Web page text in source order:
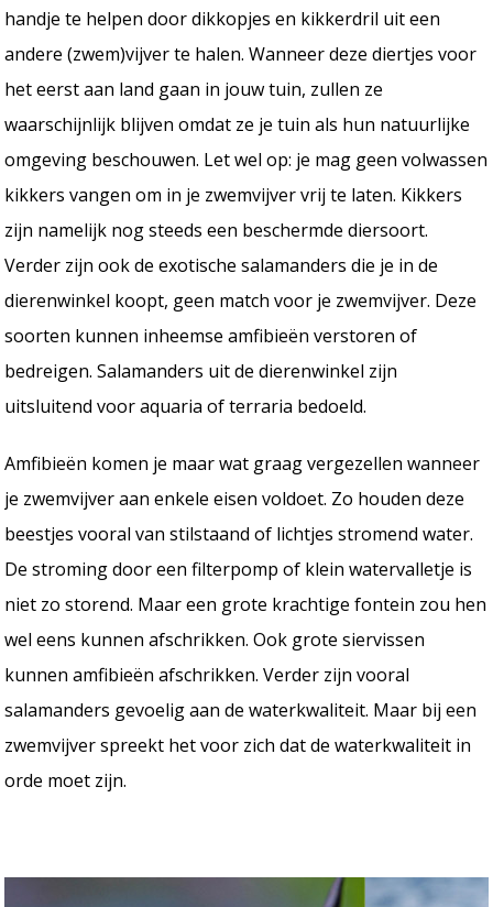
handje te helpen door dikkopjes en kikkerdril uit een
andere (zwem)vijver te halen. Wanneer deze diertjes voor
het eerst aan land gaan in jouw tuin, zullen ze
waarschijnlijk blijven omdat ze je tuin als hun natuurlijke
omgeving beschouwen. Let wel op: je mag geen volwassen
kikkers vangen om in je zwemvijver vrij te laten. Kikkers
zijn namelijk nog steeds een beschermde diersoort.
Verder zijn ook de exotische salamanders die je in de
dierenwinkel koopt, geen match voor je zwemvijver. Deze
soorten kunnen inheemse amfibieën verstoren of
bedreigen. Salamanders uit de dierenwinkel zijn
uitsluitend voor aquaria of terraria bedoeld.
Amfibieën komen je maar wat graag vergezellen wanneer
je zwemvijver aan enkele eisen voldoet. Zo houden deze
beestjes vooral van stilstaand of lichtjes stromend water.
De stroming door een filterpomp of klein watervalletje is
niet zo storend. Maar een grote krachtige fontein zou hen
wel eens kunnen afschrikken. Ook grote siervissen
kunnen amfibieën afschrikken. Verder zijn vooral
salamanders gevoelig aan de waterkwaliteit. Maar bij een
zwemvijver spreekt het voor zich dat de waterkwaliteit in
orde moet zijn.